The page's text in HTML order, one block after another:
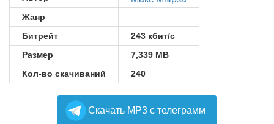
Жанр
Битрейт
243 кбит/с
Размер
7,339 MB
Кол-во скачиваний
240
Cкачать MP3 с телеграмм